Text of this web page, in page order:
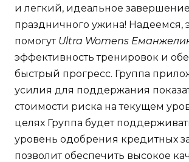
и легкий, идеальное завершение
праздничного ужина! Надеемся,
помогут Ultra Womens
эффективность тренировок и
быстрый прогресс. Группа
усилия для поддержания
стоимости риска на текущем
целях Группа будет
уровень одобрения кредитных
позволит обеспечить высокое